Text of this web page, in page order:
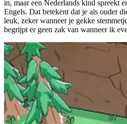
in, maar een Nederlands kind spreekt
Engels. Dat betekent dat je als ouder
leuk, zeker wanneer je gekke
begrijpt er geen zak van wanneer ik